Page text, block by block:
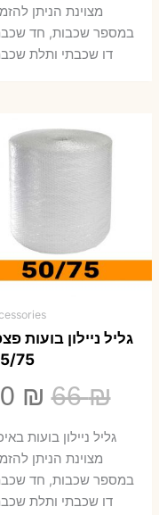
99 ₪.
מצוינת הניתן
במספר שכבות, חד
דו שכבתי ותלת
גליל ניילון בועות
75
66₪
66 ₪.
₪
גליל ניילון בועות
מצוינת הניתן
במספר שכבות, חד
דו שכבתי ותלת